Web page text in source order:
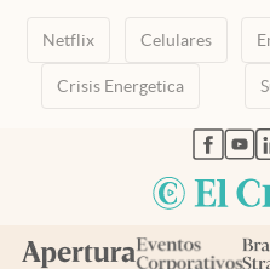
Netflix Celulares
Crisis Energetica
abre